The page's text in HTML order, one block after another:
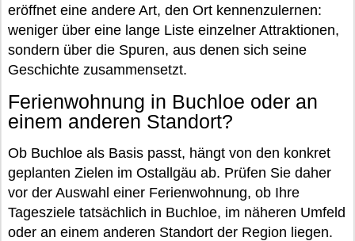
eröffnet eine andere Art, den Ort kennenzulernen:
weniger über eine lange Liste einzelner Attraktionen,
sondern über die Spuren, aus denen sich seine
Geschichte zusammensetzt.
Ferienwohnung in Buchloe oder an
einem anderen Standort?
Ob Buchloe als Basis passt, hängt von den konkret
geplanten Zielen im Ostallgäu ab. Prüfen Sie daher
vor der Auswahl einer Ferienwohnung, ob Ihre
Tagesziele tatsächlich in Buchloe, im näheren Umfeld
oder an einem anderen Standort der Region liegen.